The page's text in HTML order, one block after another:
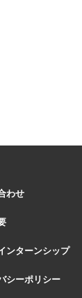
わせ
ンターンシップ
シーポリシー